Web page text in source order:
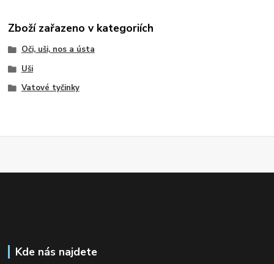
Zboží zařazeno v kategoriích
Oči, uši, nos a ústa
Uši
Vatové tyčinky
Kde nás najdete